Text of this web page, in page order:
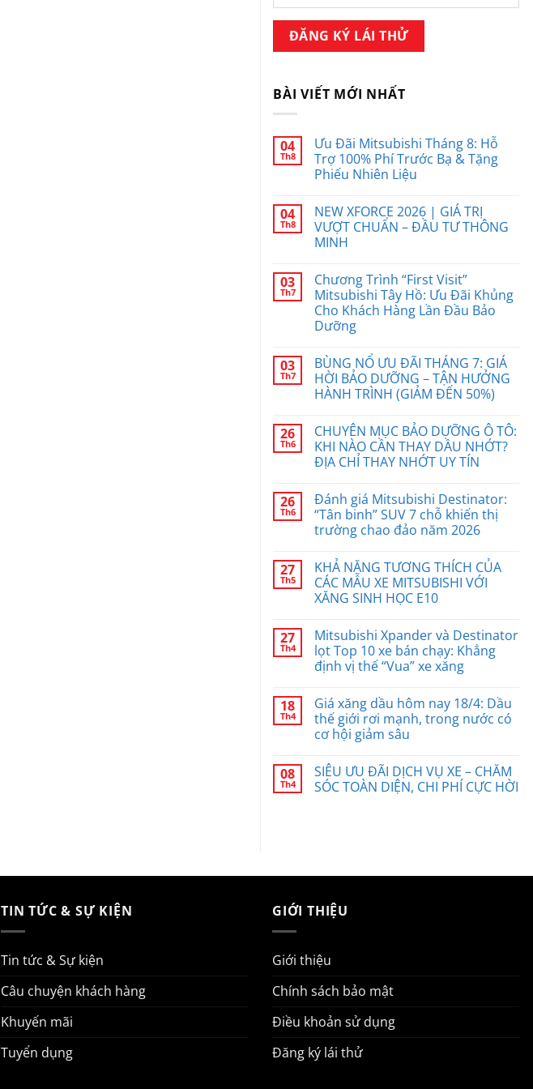
BÀI VIẾT MỚI NHẤT
04
Th8
Ưu Đãi Mitsubishi Tháng 8: Hỗ
Trợ 100% Phí Trước Bạ & Tặng
Phiếu Nhiên Liệu
04
Th8
NEW XFORCE 2026 | GIÁ TRỊ
VƯỢT CHUẨN – ĐẦU TƯ THÔNG
MINH
03
Th7
Chương Trình “First Visit”
Mitsubishi Tây Hồ: Ưu Đãi Khủng
Cho Khách Hàng Lần Đầu Bảo
Dưỡng
03
Th7
BÙNG NỔ ƯU ĐÃI THÁNG 7: GIÁ
HỜI BẢO DƯỠNG – TẬN HƯỞNG
HÀNH TRÌNH (GIẢM ĐẾN 50%)
26
Th6
CHUYÊN MỤC BẢO DƯỠNG Ô TÔ:
KHI NÀO CẦN THAY DẦU NHỚT?
ĐỊA CHỈ THAY NHỚT UY TÍN
26
Th6
Đánh giá Mitsubishi Destinator:
“Tân binh” SUV 7 chỗ khiến thị
trường chao đảo năm 2026
27
Th5
KHẢ NĂNG TƯƠNG THÍCH CỦA
CÁC MẪU XE MITSUBISHI VỚI
XĂNG SINH HỌC E10
27
Th4
Mitsubishi Xpander và Destinator
lọt Top 10 xe bán chạy: Khẳng
định vị thế “Vua” xe xăng
18
Th4
Giá xăng dầu hôm nay 18/4: Dầu
thế giới rơi mạnh, trong nước có
cơ hội giảm sâu
08
Th4
SIÊU ƯU ĐÃI DỊCH VỤ XE – CHĂM
SÓC TOÀN DIỆN, CHI PHÍ CỰC HỜI
TIN TỨC & SỰ KIỆN
Tin tức & Sự kiện
Câu chuyện khách hàng
Khuyến mãi
Tuyển dụng
GIỚI THIỆU
Giới thiệu
Chính sách bảo mật
Điều khoản sử dụng
Đăng ký lái thử